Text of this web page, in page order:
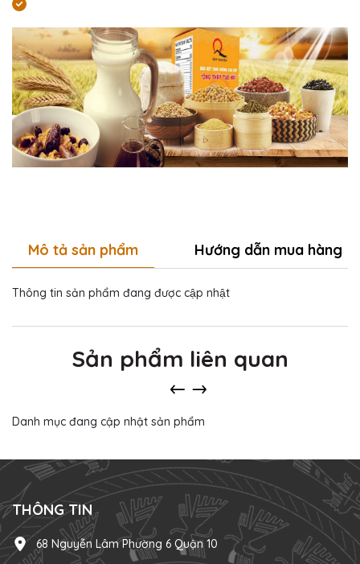
Mô tả sản phẩm Hướng dẫn mua hàng
Thông tin sản phẩm đang được cập nhật
Sản phẩm liên quan
Danh mục đang cập nhật sản phẩm
THÔNG TIN
68 Nguyễn Lâm Phường 6 Quận 10